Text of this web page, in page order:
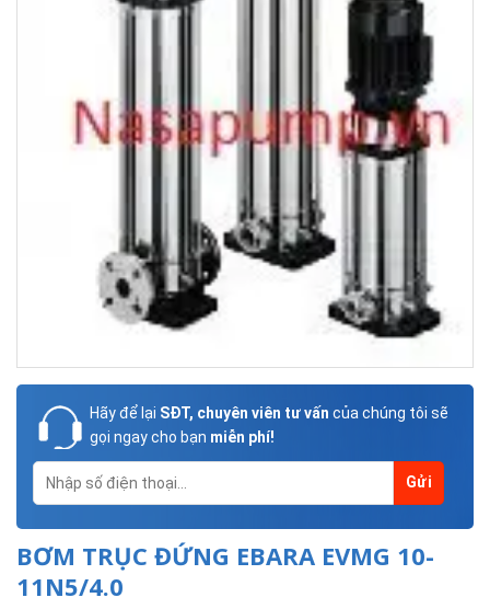
Hãy để lại SĐT, chuyên viên tư vấn của chúng tôi sẽ
gọi ngay cho bạn miễn phí!
BƠM TRỤC ĐỨNG EBARA EVMG 10-
11N5/4.0